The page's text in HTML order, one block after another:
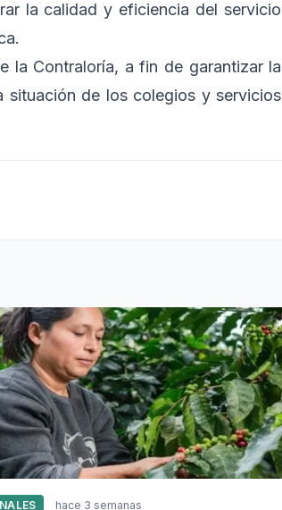
la calidad y eficiencia del servicio
la Contraloría, a fin de garantizar la
situación de los colegios y servicios
hace 3 semanas